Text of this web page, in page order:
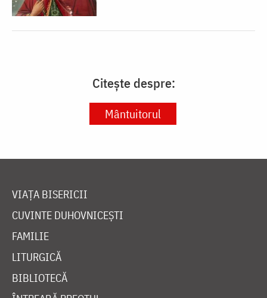
Citește despre:
Mântuitorul
VIAȚA BISERICII
CUVINTE DUHOVNICEȘTI
FAMILIE
LITURGICĂ
BIBLIOTECĂ